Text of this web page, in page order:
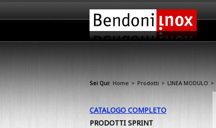
Sei Qui: Home > Prodotti > LINEA MODULO >
CATALOGO COMPLETO
PRODOTTI SPRINT